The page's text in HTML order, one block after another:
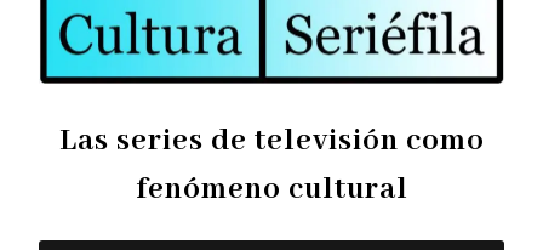
Las series de televisión como
fenómeno cultural